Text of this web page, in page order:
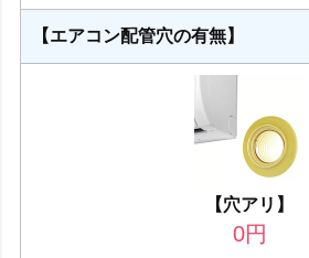
【エアコン配管穴の有無】
【穴アリ】
0円